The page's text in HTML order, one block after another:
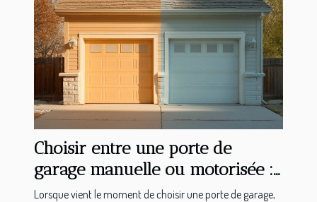
Choisir entre une porte de
garage manuelle ou motorisée :
avantages et considérations
Lorsque vient le moment de choisir une porte de garage,